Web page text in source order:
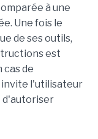
à une
Une fois le
de ses outils,
est
cas de
invite l'utilisateur
d'autoriser